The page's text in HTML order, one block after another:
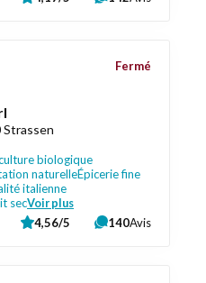
Strassen
biologique
naturelleÉpicerie fine
italienne
secVoir plus
Fermé
4,56/5 140Avis